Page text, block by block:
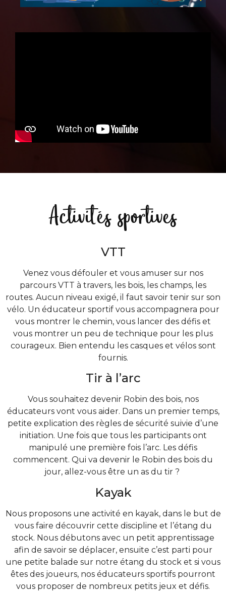
Activités sportives
VTT
Venez vous défouler et vous amuser sur nos
parcours VTT à travers, les bois, les champs, les
routes. Aucun niveau exigé, il faut savoir tenir sur son
vélo. Un éducateur sportif vous accompagnera pour
vous montrer le chemin, vous lancer des défis et
vous montrer un peu de technique pour les plus
courageux. Bien entendu les casques et vélos sont
fournis.
Tir à l’arc
Vous souhaitez devenir Robin des bois, nos
éducateurs vont vous aider. Dans un premier temps,
petite explication des règles de sécurité suivie d’une
initiation. Une fois que tous les participants ont
manipulé une première fois l’arc. Les défis
commencent. Qui va devenir le Robin des bois du
jour, allez-vous être un as du tir ?
Kayak
Nous proposons une activité en kayak, dans le but de
vous faire découvrir cette discipline et l’étang du
stock. Nous débutons avec un petit apprentissage
afin de savoir se déplacer, ensuite c’est parti pour
une petite balade sur notre étang du stock et si vous
êtes des joueurs, nos éducateurs sportifs pourront
vous proposer de nombreux petits jeux et défis.